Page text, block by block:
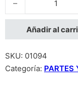
Añadir al
SKU: 01094
Categoría: PARTES